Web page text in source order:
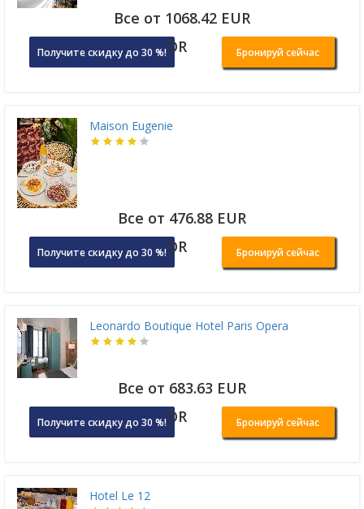
Все от 1068.42 EUR
Получите скидку до 30 %!OR Бронируй сейчас
Maison Eugenie
Все от 476.88 EUR
Получите скидку до 30 %!OR Бронируй сейчас
Leonardo Boutique Hotel Paris Opera
Все от 683.63 EUR
Получите скидку до 30 %!OR Бронируй сейчас
Hotel Le 12